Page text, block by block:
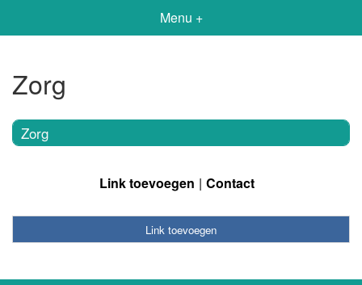
Menu +
Zorg
Zorg
Link toevoegen Contact
Link toevoegen